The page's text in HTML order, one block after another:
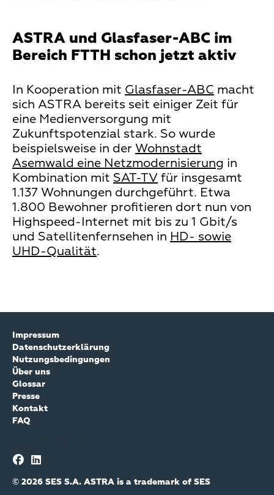
ASTRA und Glasfaser-ABC im
Bereich FTTH schon jetzt aktiv
In Kooperation mit Glasfaser-ABC macht
sich ASTRA bereits seit einiger Zeit für
eine Medienversorgung mit
Zukunftspotenzial stark. So wurde
beispielsweise in der Wohnstadt
Asemwald eine Netzmodernisierung in
Kombination mit SAT-TV für insgesamt
1.137 Wohnungen durchgeführt. Etwa
1.800 Bewohner profitieren dort nun von
Highspeed-Internet mit bis zu 1 Gbit/s
und Satellitenfernsehen in HD- sowie
UHD-Qualität.
Impressum
Datenschutzerklärung
Nutzungsbedingungen
Über uns
Glossar
Presse
Kontakt
FAQ
© 2026 SES S.A. ASTRA is a trademark of SES